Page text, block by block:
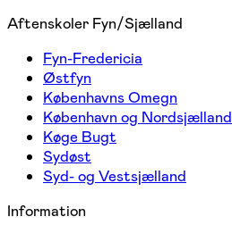
Aftenskoler Fyn/Sjælland
Fyn-Fredericia
Østfyn
Københavns Omegn
København og Nordsjælland
Køge Bugt
Sydøst
Syd- og Vestsjælland
Information